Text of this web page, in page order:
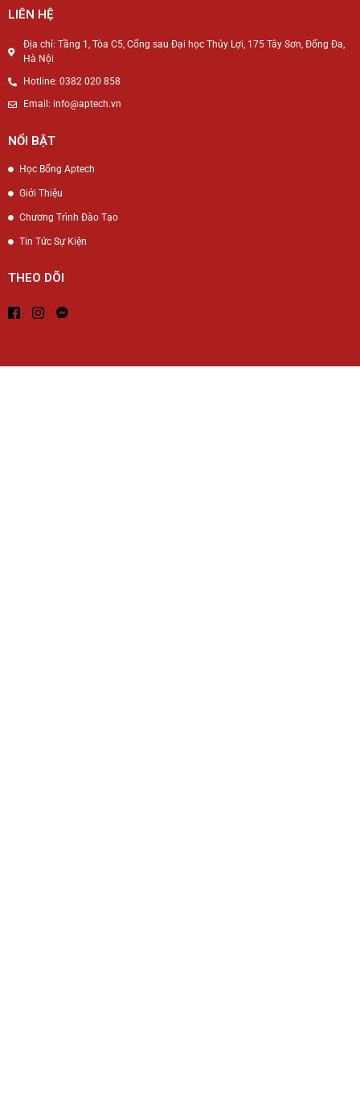
LIÊN HỆ
Địa chỉ: Tầng 1, Tòa C5, Cổng sau Đại học Thủy Lợi, 175 Tây Sơn, Đống Đa,
Hà Nội
Hotline: 0382 020 858
Email: info@aptech.vn
NỔI BẬT
Học Bổng Aptech
Giới Thiệu
Chương Trình Đào Tạo
Tin Tức Sự Kiện
THEO DÕI